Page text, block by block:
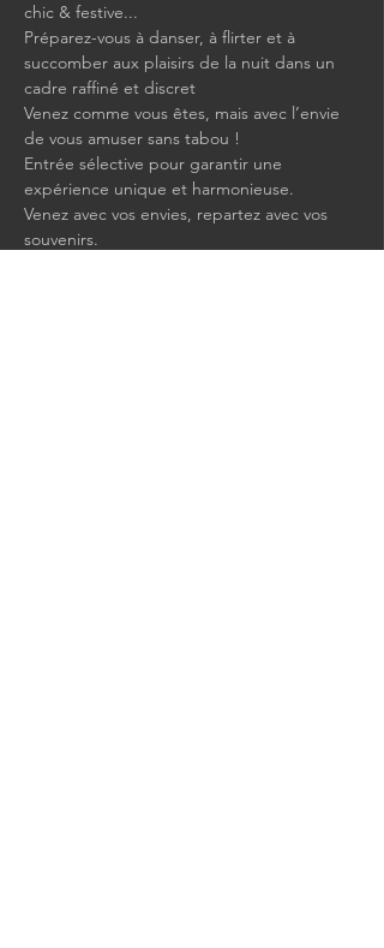
chic & festive...
Préparez-vous à danser, à flirter et à
succomber aux plaisirs de la nuit dans un
cadre raffiné et discret
Venez comme vous êtes, mais avec l’envie
de vous amuser sans tabou !
Entrée sélective pour garantir une
expérience unique et harmonieuse.
Venez avec vos envies, repartez avec vos
souvenirs.